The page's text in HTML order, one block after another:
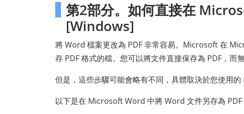
第2部分。如何直接在
[Windows]
將 Word 檔案更改為 PDF 非常容易。Microsoft 在
存 PDF 格式的檔。您可以將文件直接保存為 PDF，而
但是，這些步驟可能會略有不同，具體取決於您使用
以下是在 Microsoft Word 中將 Word 文件另存為 PDF